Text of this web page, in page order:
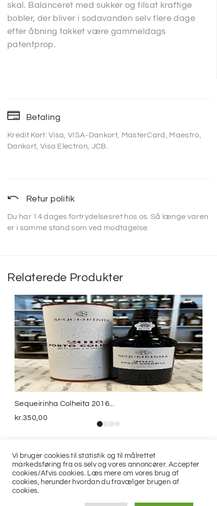
skal. Balanceret med sukker og tilsat kraftige
bobler, der bliver i sodavanden selv flere dage
efter åbning takket være gammeldags
patentprop.
Betaling
Kredit Kort: Visa, VISA-Dankort, MasterCard, Maestro,
Dankort, Visa Electron, JCB.
Retur politik
Du har 14 dages fortrydelsesret hos os. Så længe varen
er i samme stand som ved modtagelse.
Relaterede Produkter
Sequeirinha Colheita 2016...
kr.350,00
Vi bruger cookies til statistik og til målrettet
markedsføring fra os selv og vores annoncører. Accepter
cookies/Afvis cookies. Læs mere om vores brug af
cookies, herunder hvordan du fravælger brugen af
cookies.